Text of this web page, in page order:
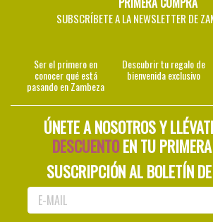
SUBSCRÍBETE A LA NEWSLETTER DE
Ser el primero en
conocer qué está
pasando en Zambeza
Descubrir tu regalo de
bienvenida exclusivo
ÚNETE A NOSOTROS Y
DESCUENTOEN TU
SUSCRIPCIÓN AL BOLETÍN